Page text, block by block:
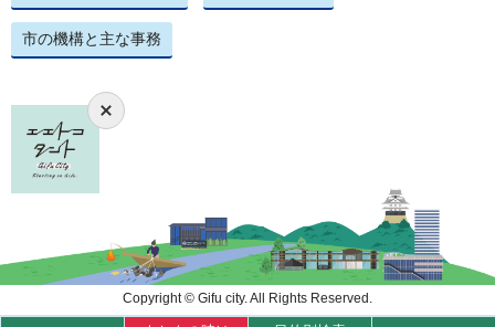
市の機構と主な事務
Copyright © Gifu city. All Rights Reserved.